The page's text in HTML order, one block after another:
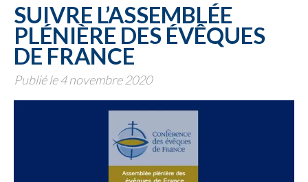
SUIVRE L’ASSEMBLÉE
PLÉNIÈRE DES ÉVÊQUES
DE FRANCE
Publié le 4 novembre 2020